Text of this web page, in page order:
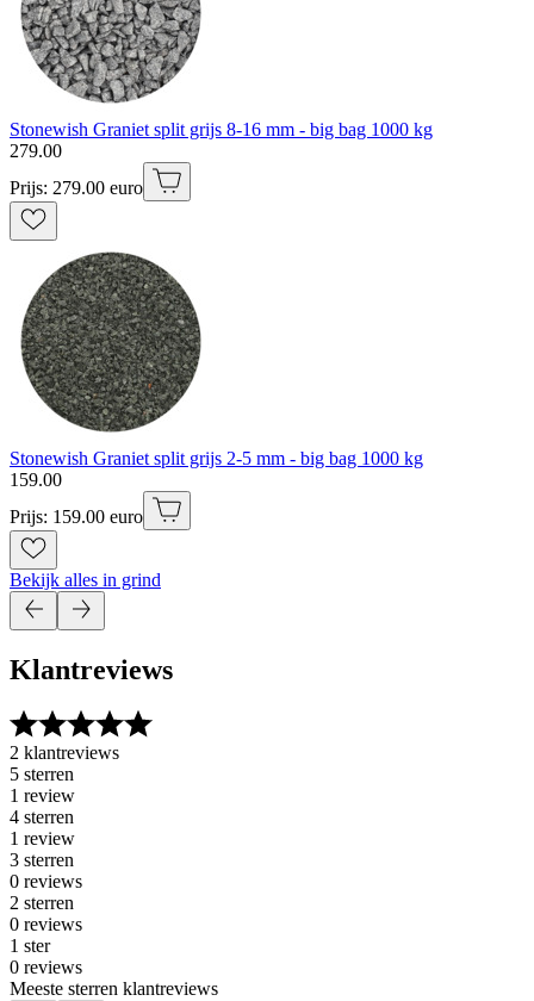
Stonewish Graniet split grijs 8-16 mm - big bag 1000 kg
279.00
Prijs: 279.00 euro
Stonewish Graniet split grijs 2-5 mm - big bag 1000 kg
159.00
Prijs: 159.00 euro
Bekijk alles in grind
Klantreviews
2 klantreviews
5 sterren
1 review
4 sterren
1 review
3 sterren
0 reviews
2 sterren
0 reviews
1 ster
0 reviews
Meeste sterren klantreviews